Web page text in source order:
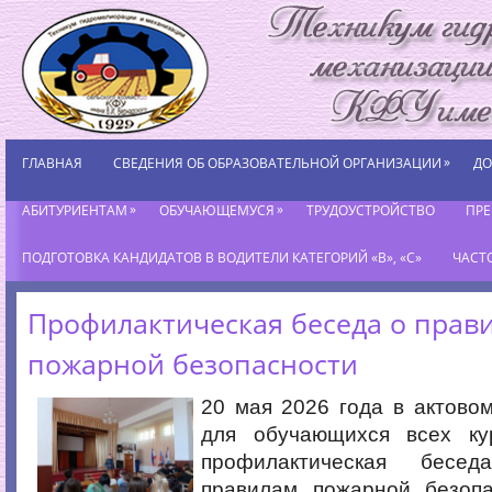
ГЛАВНАЯ СВЕДЕНИЯ ОБ ОБРАЗОВАТЕЛЬНОЙ ОРГАНИЗАЦИИ»
АБИТУРИЕНТАМ» ОБУЧАЮЩЕМУСЯ» ТРУДОУСТРОЙСТВО
ПОДГОТОВКА КАНДИДАТОВ В ВОДИТЕЛИ КАТЕГОРИЙ «В», «С»
Профилактическая беседа о
пожарной безопасности
20 мая 2026 года в
для обучающихся всех
профилактическая